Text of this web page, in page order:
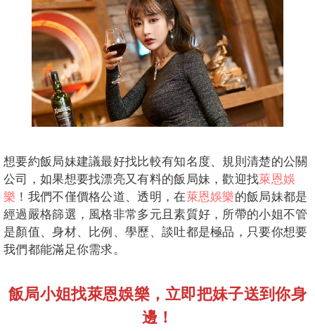
想要約飯局妹建議最好找比較有知名度、規則清楚的公關
公司，如果想要找漂亮又有料的飯局妹，歡迎找萊恩娛
樂 ！我們不僅價格公道、透明，在萊恩娛樂的飯局妹都是
經過嚴格篩選，風格非常多元且素質好，所帶的小姐不管
是顏值、身材、比例、學歷、談吐都是極品，只要你想要
我們都能滿足你需求。
飯局小姐找萊恩娛樂，立即把妹子送到你身
邊！